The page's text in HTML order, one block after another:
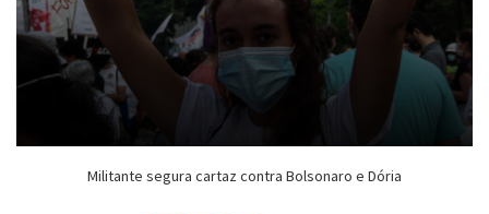
Militante segura cartaz contra Bolsonaro e Dória